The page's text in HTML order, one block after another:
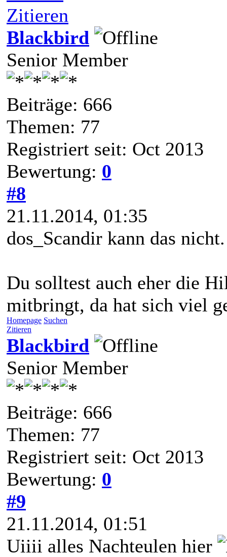
Zitieren
Blackbird
Senior Member
Beiträge: 666
Themen: 77
Registriert seit: Oct 2013
Bewertung: 0
#8
21.11.2014, 01:35
dos_Scandir kann das
Du solltest auch eher die
mitbringt, da hat sich viel
Homepage Suchen
Zitieren
Blackbird
Senior Member
Beiträge: 666
Themen: 77
Registriert seit: Oct 2013
Bewertung: 0
#9
21.11.2014, 01:51
Uiiii alles Nachteulen hier